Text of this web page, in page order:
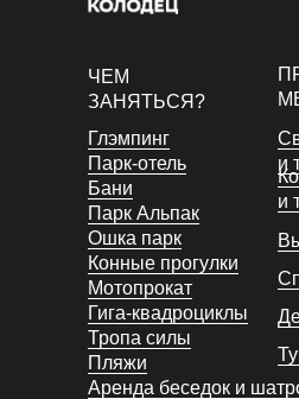
и
и
ЧЕМ
ЗАНЯТЬСЯ?
Глэмпинг
Парк-отель
Бани
Парк Альпак
Ошка парк
Конные прогулки
Мотопрокат
Гига-квадроциклы
Тропа силы
Пляжи
Аренда беседок и